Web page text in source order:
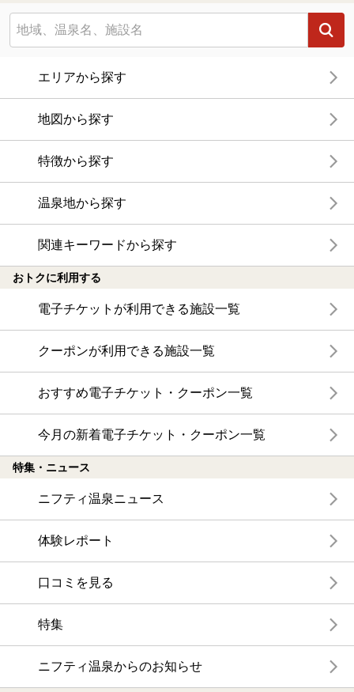
エリアから探す
地図から探す
特徴から探す
温泉地から探す
関連キーワードから探す
おトクに利用する
電子チケットが利用できる施設一覧
クーポンが利用できる施設一覧
おすすめ電子チケット・クーポン一覧
今月の新着電子チケット・クーポン一覧
特集・ニュース
ニフティ温泉ニュース
体験レポート
口コミを見る
特集
ニフティ温泉からのお知らせ